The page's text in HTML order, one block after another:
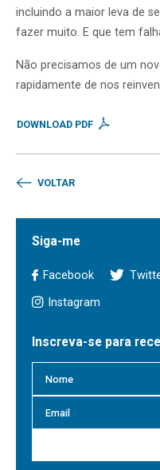
incluindo a maior leva de
fazer muito. E que tem
Não precisamos de um
rapidamente de nos
DOWNLOAD PDF
VOLTAR
Siga-me
Facebook
Instagram
Inscreva-se para